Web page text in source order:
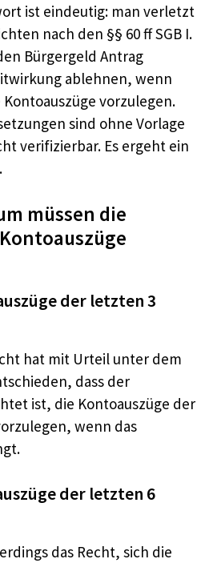
ist eindeutig: man verletzt
nach den §§ 60 ff SGB I.
Bürgergeld Antrag
ablehnen, wenn
vorzulegen.
sind ohne Vorlage
verifizierbar. Es ergeht ein
müssen die
der letzten 3
hat mit Urteil unter dem
dass der
ist, die Kontoauszüge der
wenn das
der letzten 6
das Recht, sich die